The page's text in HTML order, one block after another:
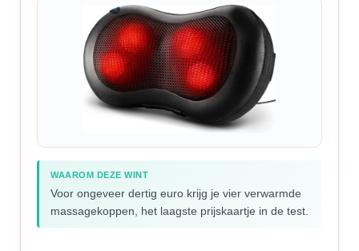
WAAROM DEZE WINT
Voor ongeveer dertig euro krijg je vier verwarmde
massagekoppen, het laagste prijskaartje in de test.